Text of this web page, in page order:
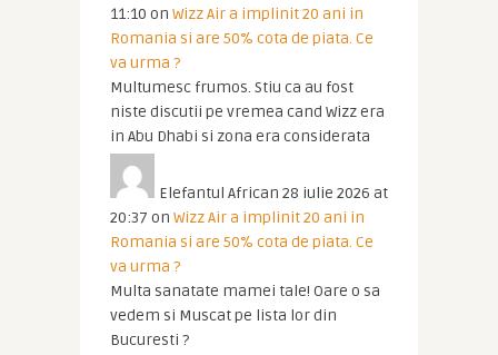
11:10 on Wizz Air a implinit 20 ani in
Romania si are 50% cota de piata. Ce
va urma ?
Multumesc frumos. Stiu ca au fost
niste discutii pe vremea cand Wizz era
in Abu Dhabi si zona era considerata
Elefantul African 28 iulie 2026 at
20:37 on Wizz Air a implinit 20 ani in
Romania si are 50% cota de piata. Ce
va urma ?
Multa sanatate mamei tale! Oare o sa
vedem si Muscat pe lista lor din
Bucuresti ?